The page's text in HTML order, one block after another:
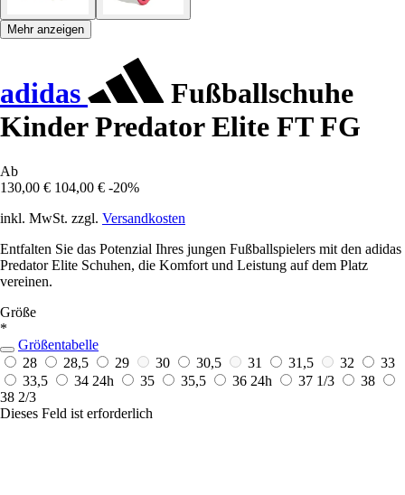
Mehr anzeigen
adidas
Fußballschuhe
Kinder Predator Elite FT FG
Ab
130,00 € 104,00 € -20%
inkl. MwSt. zzgl. Versandkosten
Entfalten Sie das Potenzial Ihres jungen Fußballspielers mit den adidas
Predator Elite Schuhen, die Komfort und Leistung auf dem Platz
vereinen.
Größe
*
Größentabelle
28
28,5 29 30 30,5 31 31,5 32
33
33,5
34 24h 35 35,5 36 24h 37 1/3
38
38 2/3
Dieses Feld ist erforderlich